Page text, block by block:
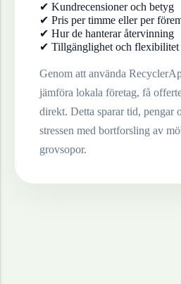
✔ Kundrecensioner och betyg
✔ Pris per timme eller per
✔ Hur de hanterar återvinning
✔ Tillgänglighet och flexibilitet
Genom att använda
jämföra lokala företag, få
direkt. Detta sparar tid, pengar
stressen med bortforsling av
grovsopor.